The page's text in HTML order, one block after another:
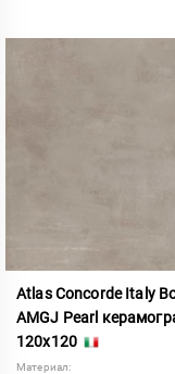
Atlas Concorde Italy
AMGJ Pearl
120x120
Материал: